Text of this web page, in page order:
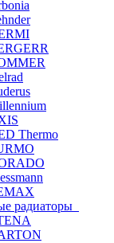
Thermo
радиаторы